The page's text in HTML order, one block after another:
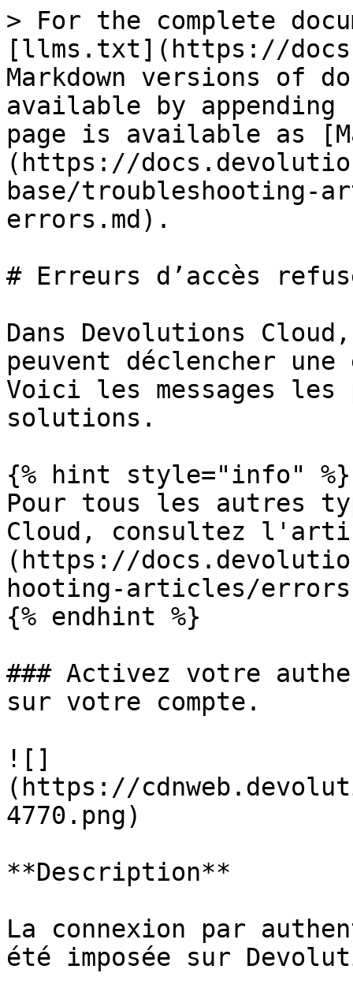
> For the complete
[llms.txt](https://
Markdown versions of
available by
page is available as
(https://
base/troubleshooting-
errors.md).
# Erreurs d’accès
Dans Devolutions
peuvent déclencher
Voici les messages
solutions.
{% hint style="info" %}
Pour tous les autres
Cloud, consultez
(https://
hooting-articles/
{% endhint %}
### Activez votre
sur votre compte.
![]
(https://
4770.png)
**Description**
La connexion par
été imposée sur